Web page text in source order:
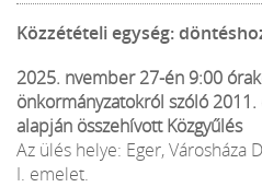
Közzétételi egység:
2025. nvember 27-én 9:00
önkormányzatokról szóló 2011.
alapján összehívott Közgyűlés
Az ülés helye: Eger, Városháza
I. emelet.